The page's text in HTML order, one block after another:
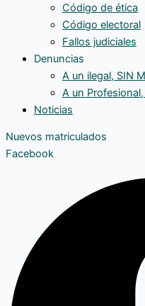
Código de ética
Código electoral
Fallos judiciales
Denuncias
A un ilegal, SIN
A un
Noticias
Nuevos matriculados
Facebook